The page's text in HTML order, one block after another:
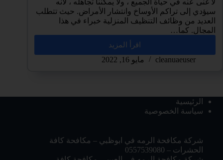
لا غنى عنه في حياة الجميع ، ولا يمكننا تجاهله ، لأنه
سيؤدي إلى تراكم الأوساخ وانتشار الأمراض. حيث تتطلب
العديد من وظائف التنظيف المنزلية خبراء في هذا
المجال. كما…
اقرأ المزيد
cleanuaeuser مايو 16, 2022
الرئيسية
سياسة الخصوصية
شركة مكافحة الرمه في ابوظبي – مكافحة كافة
الحشرات – 0557539080